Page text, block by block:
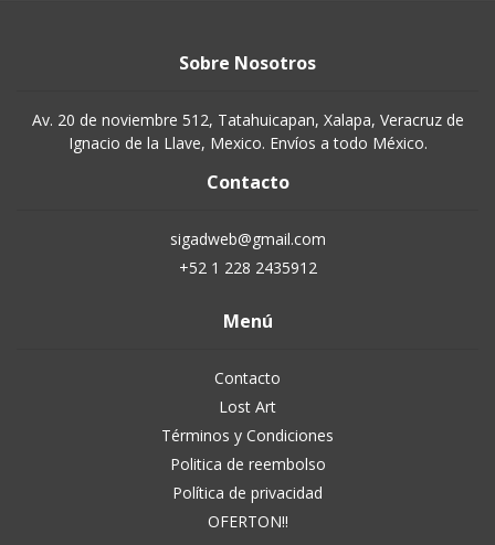
Sobre Nosotros
Av. 20 de noviembre 512, Tatahuicapan, Xalapa, Veracruz de
Ignacio de la Llave, Mexico. Envíos a todo México.
Contacto
sigadweb@gmail.com
+52 1 228 2435912
Menú
Contacto
Lost Art
Términos y Condiciones
Politica de reembolso
Política de privacidad
OFERTON!!